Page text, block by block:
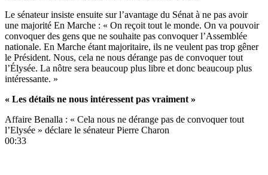
Le sénateur insiste ensuite sur l’avantage du Sénat à ne pas avoir
une majorité En Marche : « On reçoit tout le monde. On va pouvoir
convoquer des gens que ne souhaite pas convoquer l’Assemblée
nationale. En Marche étant majoritaire, ils ne veulent pas trop gêner
le Président. Nous, cela ne nous dérange pas de convoquer tout
l’Élysée. La nôtre sera beaucoup plus libre et donc beaucoup plus
intéressante. »
« Les détails ne nous intéressent pas vraiment »
Affaire Benalla : « Cela nous ne dérange pas de convoquer tout
l’Elysée » déclare le sénateur Pierre Charon
00:33